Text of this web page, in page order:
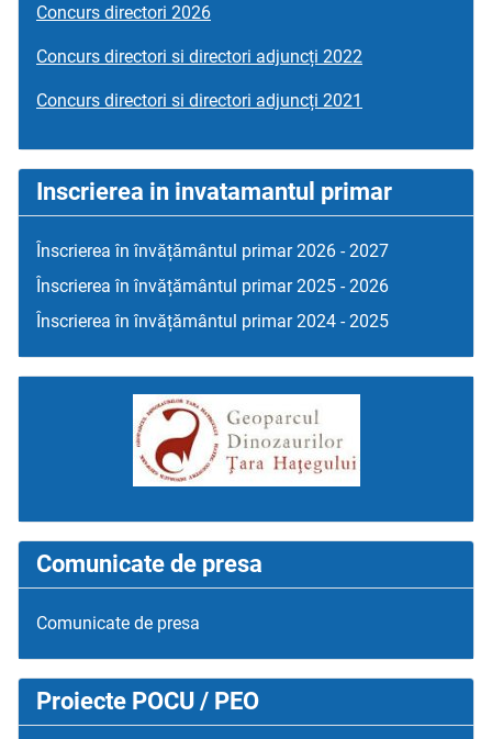
Concurs directori 2026
Concurs directori si directori adjuncți 2022
Concurs directori si directori adjuncți 2021
Inscrierea in invatamantul primar
Înscrierea în învățământul primar 2026 - 2027
Înscrierea în învățământul primar 2025 - 2026
Înscrierea în învățământul primar 2024 - 2025
Comunicate de presa
Comunicate de presa
Proiecte POCU / PEO